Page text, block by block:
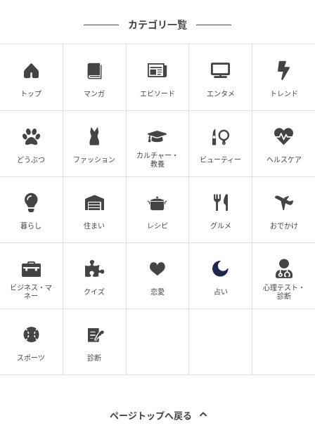
サマータイム
の記事をもっとみる
カテゴリ一覧
トップ マンガ エピソード エンタメ トレンド
どうぶつ ファッション
カルチャー・
教養
ビューティー ヘルスケア
暮らし 住まい レシピ グルメ おでかけ
ビジネス・マ
ネー
クイズ 恋愛 占い
心理テスト・
診断
スポーツ 診断
ページトップへ戻る